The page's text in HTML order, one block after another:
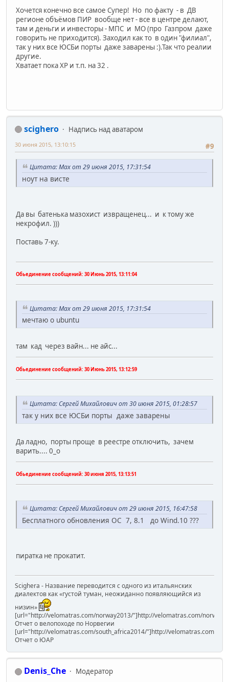
Хочется конечно все самое Супер! Но по факту - в ДВ
регионе объёмов ПИР вообще нет - все в центре делают,
там и деньги и инвесторы - МПС и МО (про Газпром даже
говорить не приходится). Заходил как то в один "филиал",
так у них все ЮСБи порты даже заварены :).Так что реалии
другие.
Хватает пока ХР и т.п. на 32 .
scighero
Надпись над аватаром
#9
30 июня 2015, 13:10:15
Цитата: Max от 29 июня 2015, 17:31:54
ноут на висте
Да вы батенька мазохист извращенец... и к тому же
некрофил. )))
Поставь 7-ку.
Обьединение сообщений: 30 Июнь 2015, 13:11:04
Цитата: Max от 29 июня 2015, 17:31:54
мечтаю о ubuntu
там кад через вайн... не айс...
Обьединение сообщений: 30 Июнь 2015, 13:12:59
Цитата: Сергей Михайлович от 30 июня 2015, 01:28:57
так у них все ЮСБи порты даже заварены
Да ладно, порты проще в реестре отключить, зачем
варить.... 0_о
Обьединение сообщений: 30 июня 2015, 13:13:51
Цитата: Сергей Михайлович от 29 июня 2015, 16:47:58
Бесплатного обновления ОС 7, 8.1 до Wind.10 ???
пиратка не прокатит.
Scighera - Название переводится с одного из итальянских
диалектов как «густой туман, неожиданно появляющийся из
низин»
[url="http://velomatras.com/norway2013/"]http://velomatras.com/
Отчет о велопоходе по Норвегии
[url="http://velomatras.com/south_africa2014/"]http://velomatras.com/
Отчет о ЮАР
Denis_Che
Модератор